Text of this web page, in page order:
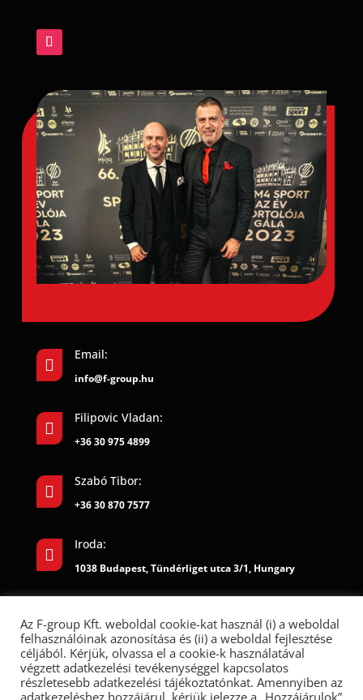

Email:
info@f-group.hu

Filipovic Vladan:
+36 30 975 4899

Szabó Tibor:
+36 30 870 7577

Iroda:
1038 Budapest, Tündérliget utca 3/1, Hungary
Az F-group Kft. weboldal cookie-kat használ (i) a weboldal
felhasználóinak azonosítása és (ii) a weboldal fejlesztése
céljából. Kérjük, olvassa el a cookie-k használatával
végzett adatkezelési tevékenységgel kapcsolatos
részletesebb adatkezelési tájékoztatónkat. Amennyiben az
adatkezeléshez hozzájárul, kérjük jelezze a „Hozzájárulok”